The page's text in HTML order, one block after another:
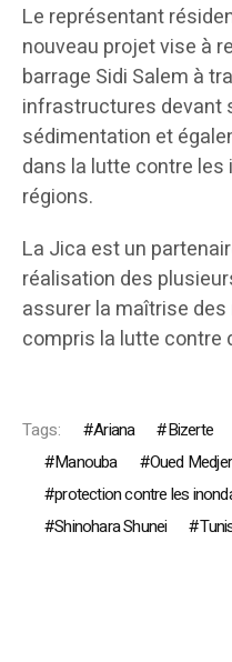
Le représentant
nouveau projet vise à
barrage Sidi Salem à
infrastructures devant
sédimentation et
dans la lutte contre
régions.
La Jica est un
réalisation des
assurer la maîtrise
compris la lutte contre
Tags: Ariana Bizerte
Manouba
Oued
protection contre les
Shinohara Shunei